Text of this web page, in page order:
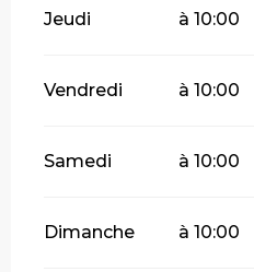
Jeudi à 10:00
Vendredi à 10:00
Samedi à 10:00
Dimanche à 10:00